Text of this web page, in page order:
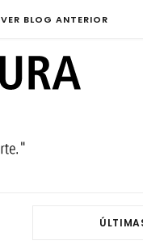
VER BLOG ANTERIOR